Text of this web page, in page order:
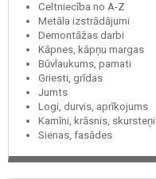
Celtniecība no A-Z
Metāla izstrādājumi
Demontāžas darbi
Kāpnes, kāpņu margas
Būvlaukums, pamati
Griesti, grīdas
Jumts
Logi, durvis, aprīkojums
Kamīni, krāsnis, skursteņi
Sienas, fasādes